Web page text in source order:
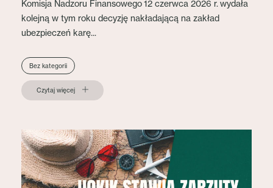
Komisja Nadzoru Finansowego 12 czerwca 2026 r. wydała
kolejną w tym roku decyzję nakładającą na zakład
ubezpieczeń karę...
Bez kategorii
Czytaj więcej